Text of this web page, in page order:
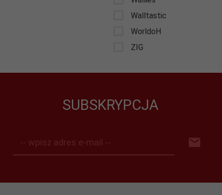
Walltastic
WorldoH
ZIG
SUBSKRYPCJA
-- wpisz adres e-mail --